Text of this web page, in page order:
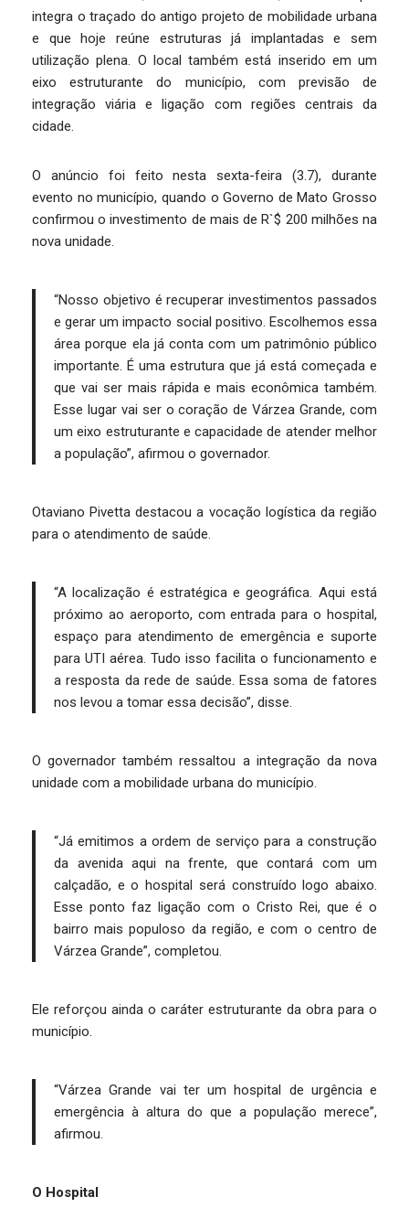
integra o traçado do antigo projeto de mobilidade urbana
e que hoje reúne estruturas já implantadas e sem
utilização plena. O local também está inserido em um
eixo estruturante do município, com previsão de
integração viária e ligação com regiões centrais da
cidade.
O anúncio foi feito nesta sexta-feira (3.7), durante
evento no município, quando o Governo de Mato Grosso
confirmou o investimento de mais de R`$ 200 milhões na
nova unidade.
“Nosso objetivo é recuperar investimentos passados
e gerar um impacto social positivo. Escolhemos essa
área porque ela já conta com um patrimônio público
importante. É uma estrutura que já está começada e
que vai ser mais rápida e mais econômica também.
Esse lugar vai ser o coração de Várzea Grande, com
um eixo estruturante e capacidade de atender melhor
a população”, afirmou o governador.
Otaviano Pivetta destacou a vocação logística da região
para o atendimento de saúde.
“A localização é estratégica e geográfica. Aqui está
próximo ao aeroporto, com entrada para o hospital,
espaço para atendimento de emergência e suporte
para UTI aérea. Tudo isso facilita o funcionamento e
a resposta da rede de saúde. Essa soma de fatores
nos levou a tomar essa decisão”, disse.
O governador também ressaltou a integração da nova
unidade com a mobilidade urbana do município.
“Já emitimos a ordem de serviço para a construção
da avenida aqui na frente, que contará com um
calçadão, e o hospital será construído logo abaixo.
Esse ponto faz ligação com o Cristo Rei, que é o
bairro mais populoso da região, e com o centro de
Várzea Grande”, completou.
Ele reforçou ainda o caráter estruturante da obra para o
município.
“Várzea Grande vai ter um hospital de urgência e
emergência à altura do que a população merece”,
afirmou.
O Hospital